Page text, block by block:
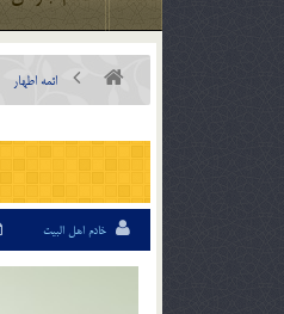
ائمه اطهار
خادم اهل البیت